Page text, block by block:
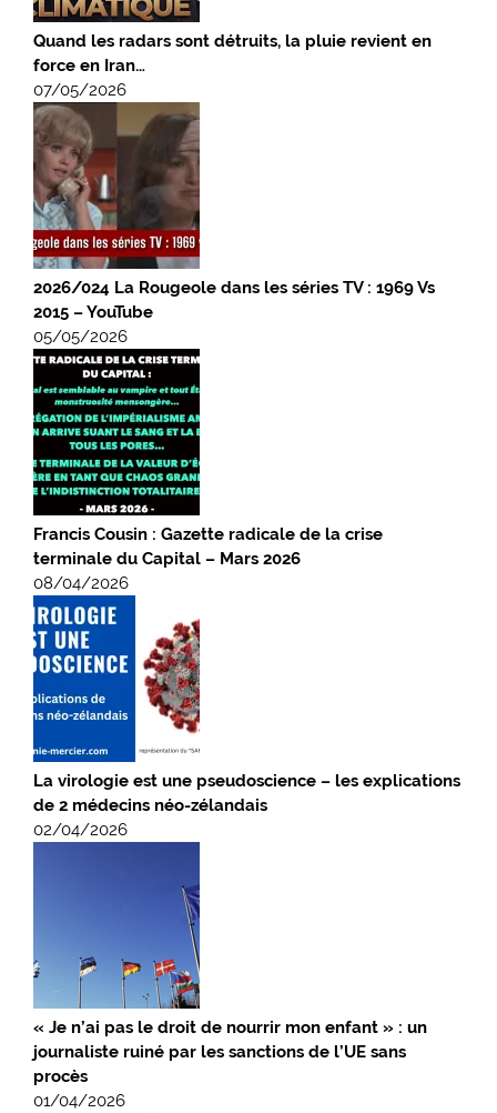
Quand les radars sont détruits, la pluie revient en
force en Iran…
07/05/2026
2026/024 La Rougeole dans les séries TV : 1969 Vs
2015 – YouTube
05/05/2026
Francis Cousin : Gazette radicale de la crise
terminale du Capital – Mars 2026
08/04/2026
La virologie est une pseudoscience – les explications
de 2 médecins néo-zélandais
02/04/2026
« Je n’ai pas le droit de nourrir mon enfant » : un
journaliste ruiné par les sanctions de l’UE sans
procès
01/04/2026